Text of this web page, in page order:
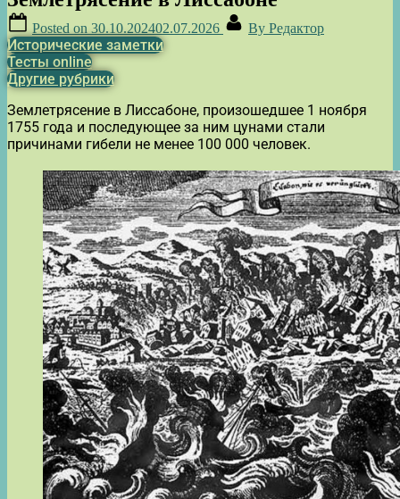
Posted on 30.10.202402.07.2026 By Редактор
Исторические заметки
Тесты online
Другие рубрики
Землетрясение в Лиссабоне, произошедшее 1 ноября
1755 года и последующее за ним цунами стали
причинами гибели не менее 100 000 человек.